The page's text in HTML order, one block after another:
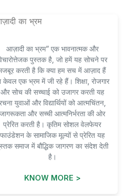
आज़ादी का भ्रम” एक भावनात्मक और
पुस्तक है, जो हमें यह सोचने पर
करती है कि क्या हम सच में आज़ाद हैं
केवल एक भ्रम में जी रहे हैं। शिक्षा, रोजगार
और सोच की सच्चाई को उजागर करती यह
युवाओं और विद्यार्थियों को आत्मचिंतन,
जागरूकता और सच्ची आत्मनिर्भरता की ओर
प्रेरित करती है। कृतिम सोशल वेलफेयर
फाउंडेशन के सामाजिक मूल्यों से प्रेरित यह
समाज में बौद्धिक जागरण का संदेश देती
है।
KNOW MORE >